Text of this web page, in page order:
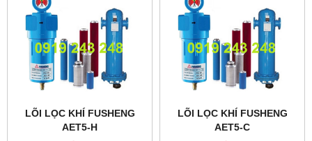
LÕI LỌC KHÍ FUSHENG
AET5-H
LÕI LỌC KHÍ FUSHENG
AET5-C